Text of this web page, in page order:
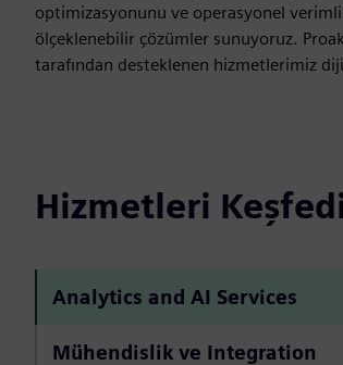
optimizasyonunu ve operasyonel
ölçeklenebilir çözümler sunuyoruz.
tarafından desteklenen hizmetlerimiz
Hizmetleri
Analytics and AI Services
Mühendislik ve Integration